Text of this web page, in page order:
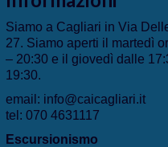
Siamo a Cagliari in Via
27. Siamo aperti il martedì
– 20:30 e il giovedì dalle
19:30.
email: info@caicagliari.it
tel: 070 4631117
Escursionismo